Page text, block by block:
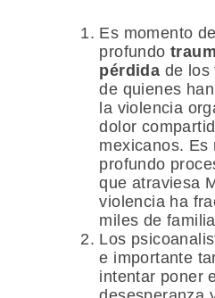
Es momento
profundo
pérdida de los
de quienes
la violencia
dolor
mexicanos. Es
profundo
que atraviesa
violencia ha
miles de
Los
e importante
intentar poner